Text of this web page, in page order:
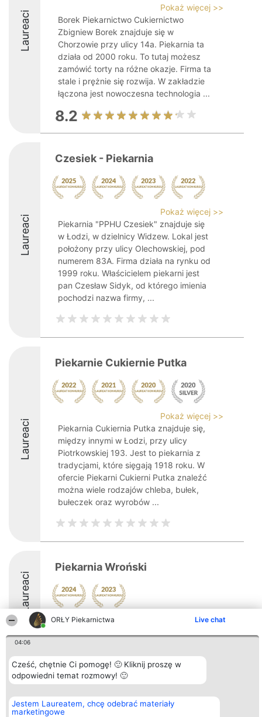
ORŁY Piekarnictwa Live chat
04:06
Cześć, chętnie Ci pomogę! 🙂 Kliknij proszę w
odpowiedni temat rozmowy! 🙂
Jestem Laureatem, chcę odebrać materiały
marketingowe
Laureaci
Pokaż więcej >>
Borek Piekarnictwo Cukiernictwo
Zbigniew Borek znajduje się w
Chorzowie przy ulicy 14a. Piekarnia ta
działa od 2000 roku. To tutaj możesz
zamówić torty na różne okazje. Firma ta
stale i prężnie się rozwija. W zakładzie
łączona jest nowoczesna technologia ...
8.2
Laureaci
Czesiek - Piekarnia
Pokaż więcej >>
Piekarnia "PPHU Czesiek" znajduje się
w Łodzi, w dzielnicy Widzew. Lokal jest
położony przy ulicy Olechowskiej, pod
numerem 83A. Firma działa na rynku od
1999 roku. Właścicielem piekarni jest
pan Czesław Sidyk, od którego imienia
pochodzi nazwa firmy, ...
Laureaci
Piekarnie Cukiernie Putka
Pokaż więcej >>
Piekarnia Cukiernia Putka znajduje się,
między innymi w Łodzi, przy ulicy
Piotrkowskiej 193. Jest to piekarnia z
tradycjami, które sięgają 1918 roku. W
ofercie Piekarni Cukierni Putka znaleźć
można wiele rodzajów chleba, bułek,
bułeczek oraz wyrobów ...
Laureaci
Piekarnia Wroński
Organizator plebiscytu
Bright Side Solutions sp. z o.
o. sp. k.
Wrocław 50-079
KRS 0000749100 | Regon
Plebiscyt
Laureaci
Lista
Laureatów
Zasady
Kontakt